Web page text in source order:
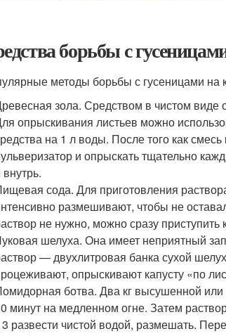
борьбы с
методы борьбы с гусеницами на
зола. Средством в чистом виде
опрыскивания листьев можно
на 1 л воды. После того как
и опрыскать тщательно
внутрь.
сода. Для приготовления
размешивают, чтобы не
не нужно, можно сразу приступить
шелуха. Она имеет неприятный
— двухлитровая банка сухой
опрыскивают капусту «по
ботва. Два кг высушенной или
минут на медленном огне. Затем
3 развести чистой водой, размешать.